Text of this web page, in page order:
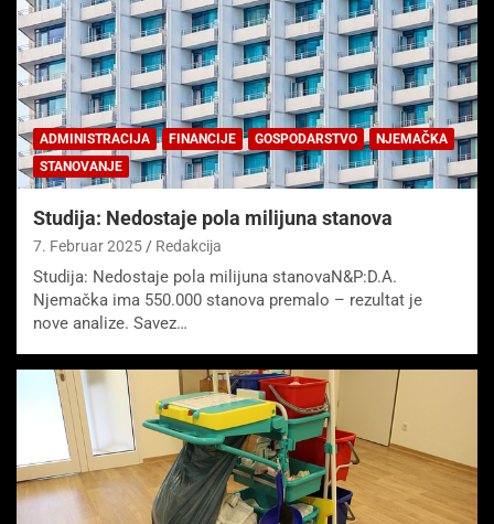
ADMINISTRACIJA FINANCIJE GOSPODARSTVO
NJEMAČKA
STANOVANJE
Studija: Nedostaje pola milijuna stanova
7. Februar 2025 Redakcija
Studija: Nedostaje pola milijuna stanovaN&P:D.A.
Njemačka ima 550.000 stanova premalo – rezultat je
nove analize. Savez…